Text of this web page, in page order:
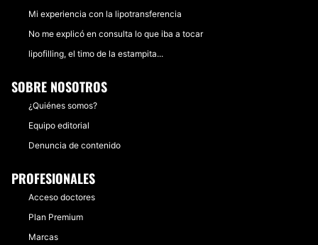
Mi experiencia con la lipotransferencia
No me explicó en consulta lo que iba a tocar
lipofilling, el timo de la estampita...
SOBRE NOSOTROS
¿Quiénes somos?
Equipo editorial
Denuncia de contenido
PROFESIONALES
Acceso doctores
Plan Premium
Marcas